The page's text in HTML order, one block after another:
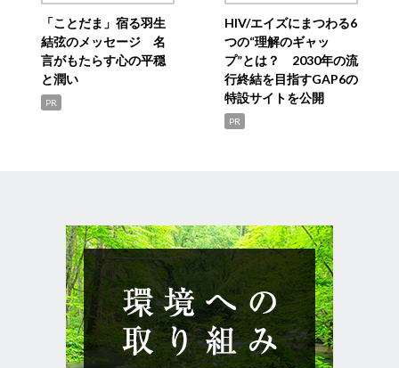
「ことだま」宿る羽生
結弦のメッセージ 名
言がもたらす心の平穏
と潤い
PR
HIV/エイズにまつわる6
つの“理解のギャッ
プ”とは？ 2030年の流
行終結を目指すGAP6の
特設サイトを公開
PR